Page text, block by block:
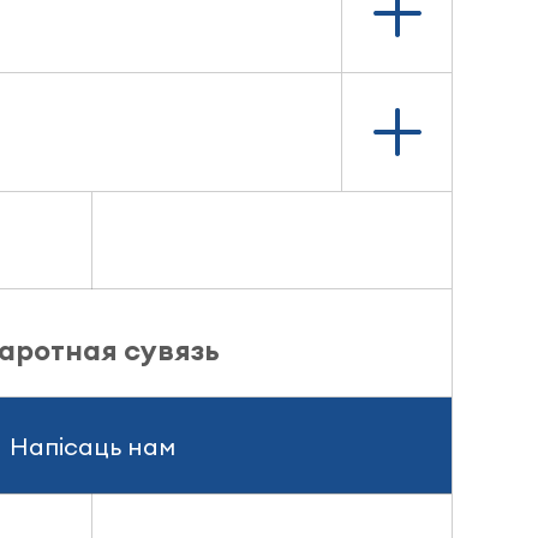
сувязь
Напісаць нам